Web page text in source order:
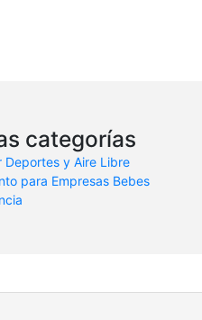
categorías
Deportes y Aire Libre
para Empresas Bebes